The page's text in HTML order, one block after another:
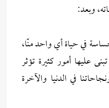
وبعد:
في حياة أي واحد منّا،
عليها أمور كثيرة تؤثر
في الدنيا والآخرة